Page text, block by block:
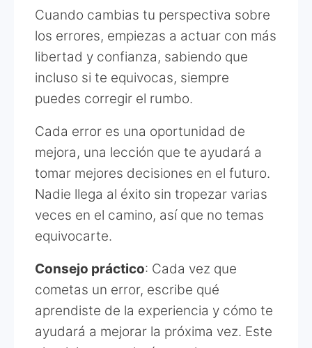
Cuando cambias tu perspectiva sobre
los errores, empiezas a actuar con más
libertad y confianza, sabiendo que
incluso si te equivocas, siempre
puedes corregir el rumbo.
Cada error es una oportunidad de
mejora, una lección que te ayudará a
tomar mejores decisiones en el futuro.
Nadie llega al éxito sin tropezar varias
veces en el camino, así que no temas
equivocarte.
Consejo práctico: Cada vez que
cometas un error, escribe qué
aprendiste de la experiencia y cómo te
ayudará a mejorar la próxima vez. Este